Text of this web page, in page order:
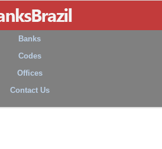
Banks
Codes
Offices
Contact Us